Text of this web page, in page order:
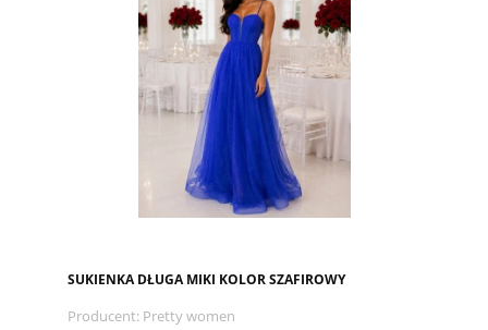
SUKIENKA DŁUGA MIKI KOLOR SZAFIROWY
Producent: Pretty women